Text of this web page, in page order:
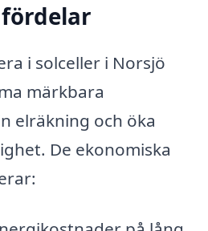
i solceller i Norsjö
märkbara
elräkning och öka
De ekonomiska